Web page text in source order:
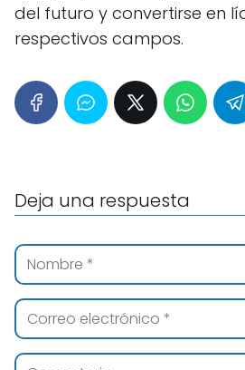
del futuro y convertirse en
respectivos campos.
Deja una respuesta